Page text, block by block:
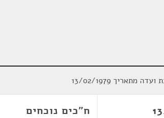
מתאריך 13/02/1979
ח"כים נוכחים